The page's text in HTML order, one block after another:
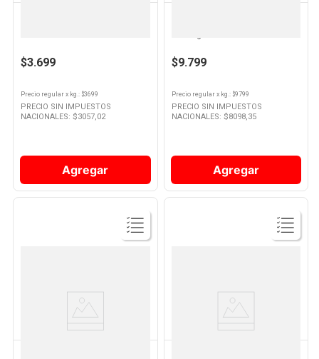
$3.699
Precio regular x kg. : $3699
PRECIO SIN IMPUESTOS
NACIONALES: $3057,02
Agregar
$9.799
Precio regularx kg. : $9799
PRECIO SIN IMPUESTOS
NACIONALES: $8098,35
Agregar
Producto
Producto